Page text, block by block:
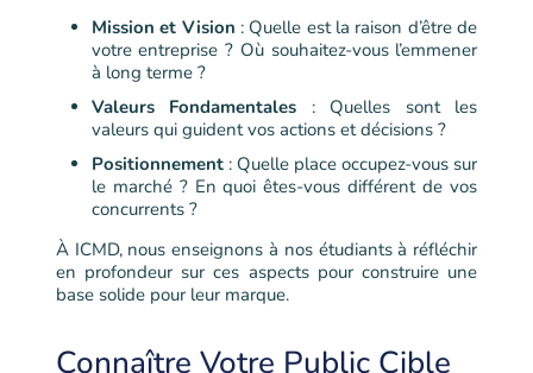
Mission et Vision : Quelle est la raison d’être de
votre entreprise ? Où souhaitez-vous l’emmener
à long terme ?
Valeurs Fondamentales : Quelles sont les
valeurs qui guident vos actions et décisions ?
Positionnement: Quelle place occupez-vous sur
le marché ? En quoi êtes-vous différent de vos
concurrents ?
À ICMD, nous enseignons à nos étudiants à réfléchir
en profondeur sur ces aspects pour construire une
base solide pour leur marque.
Connaître Votre Public Cible